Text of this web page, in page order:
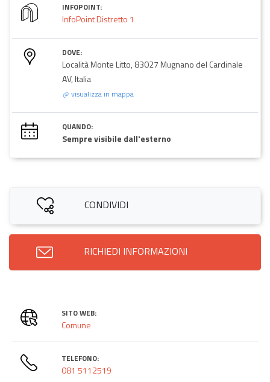
INFOPOINT:
InfoPoint Distretto 1
DOVE:
Località Monte Litto, 83027 Mugnano del Cardinale
AV, Italia
visualizza in mappa
QUANDO:
Sempre visibile dall'esterno
CONDIVIDI
RICHIEDI INFORMAZIONI
SITO WEB:
Comune
TELEFONO:
081 5112519